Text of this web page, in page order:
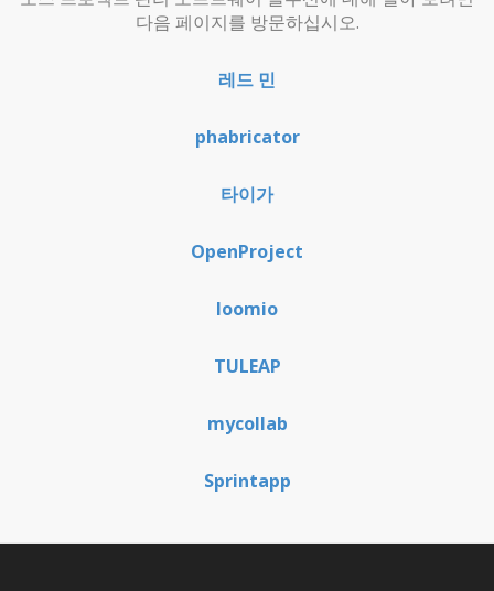
다음 페이지를 방문하십시오.
레드 민
phabricator
타이가
OpenProject
loomio
TULEAP
mycollab
Sprintapp